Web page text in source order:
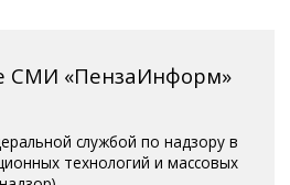
СМИ «ПензаИнформ»
службой по надзору в
технологий и массовых